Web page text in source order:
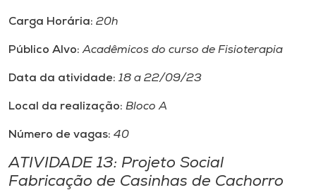
Carga Horária: 20h
Público Alvo:Acadêmicos do curso de Fisioterapia
Data da atividade: 18 a 22/09/23
Local da realização: Bloco A
Número de vagas: 40
ATIVIDADE 13: Projeto Social
Fabricação de Casinhas de Cachorro